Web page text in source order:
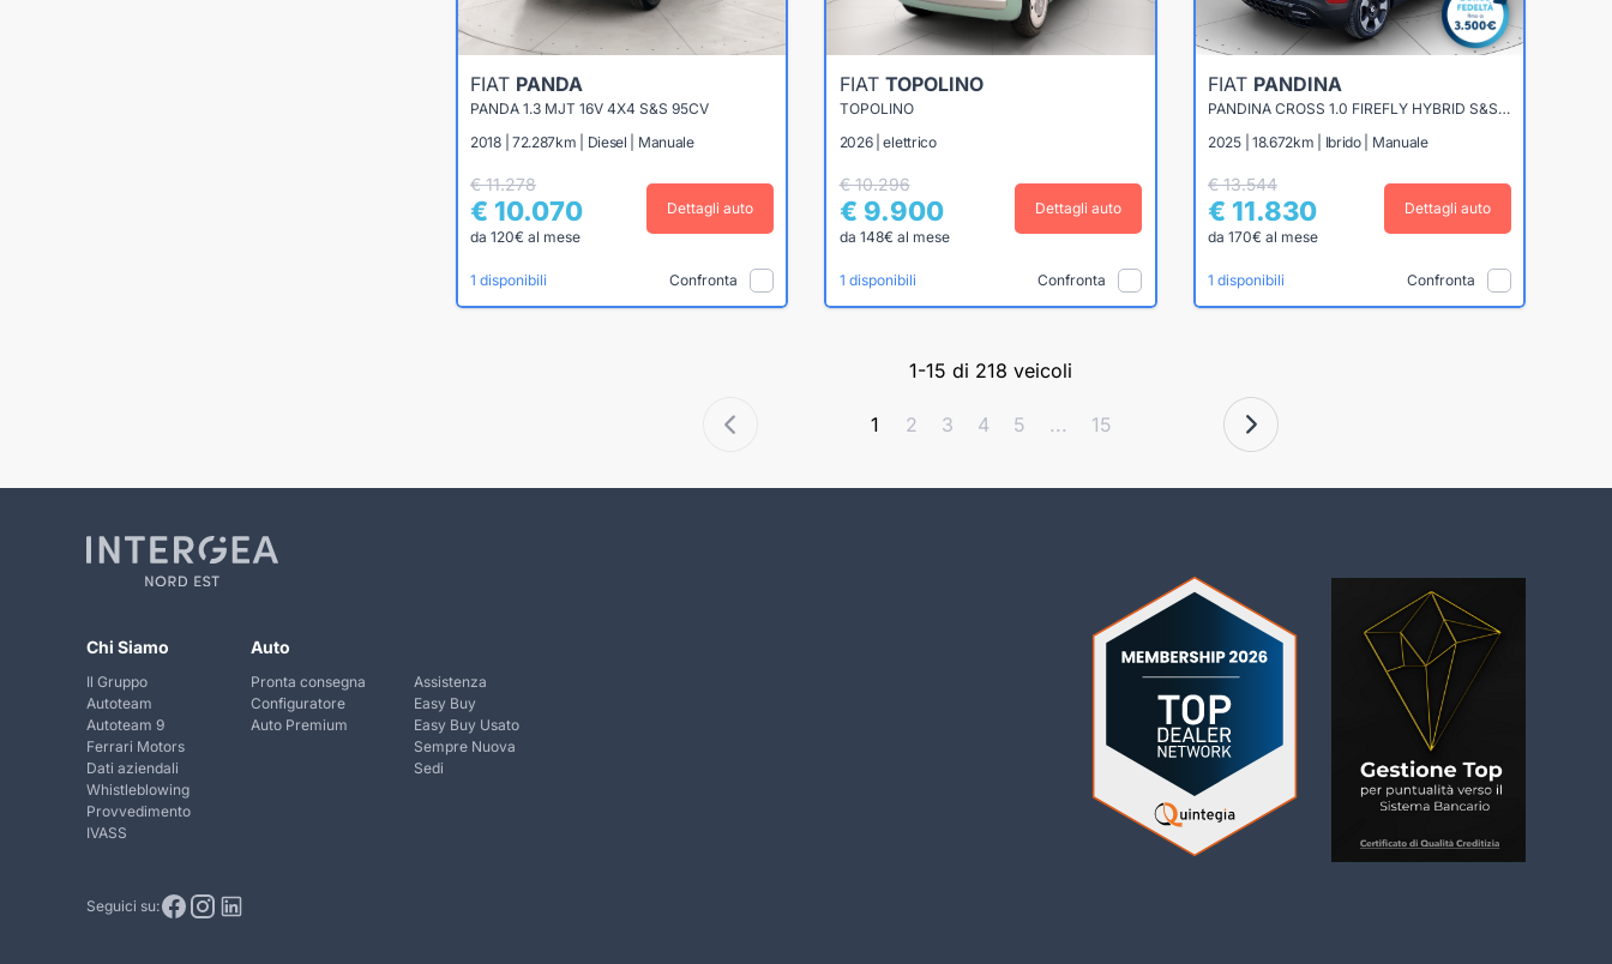
FIAT PANDA
PANDA 1.3 MJT 16V 4X4 S&S 95CV
2018 | 72.287km | Diesel | Manuale
€ 11.278
€ 10.070
da 120€ al mese
Dettagli auto
1 disponibili Confronta
FIAT TOPOLINO
TOPOLINO
2026 | elettrico
€ 10.296
€ 9.900
da 148€ al mese
Dettagli auto
1 disponibili Confronta
FIAT PANDINA
PANDINA CROSS 1.0 FIREFLY HYBRID S&S 70CV
2025 | 18.672km | Ibrido | Manuale
€ 13.544
€ 11.830
da 170€ al mese
Dettagli auto
1 disponibili Confronta
1-15 di 218 veicoli
1 2 3 4 5 ... 15
Chi Siamo
Il Gruppo
Autoteam
Autoteam 9
Ferrari Motors
Dati aziendali
Whistleblowing
Provvedimento
IVASS
Auto
Pronta consegna
Configuratore
Auto Premium
Assistenza
Easy Buy
Easy Buy Usato
Sempre Nuova
Sedi
Seguici su: